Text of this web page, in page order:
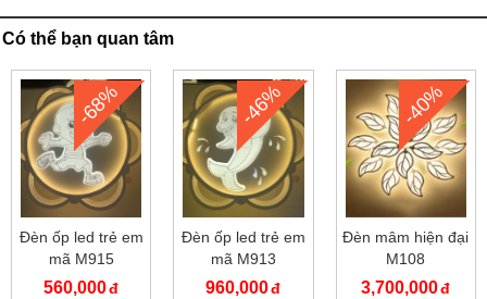
Có thể bạn quan tâm
-68%
Đèn ốp led trẻ em
mã M915
560,000
-46%
Đèn ốp led trẻ em
mã M913
960,000
-40%
Đèn mâm hiện đại
M108
3,700,000